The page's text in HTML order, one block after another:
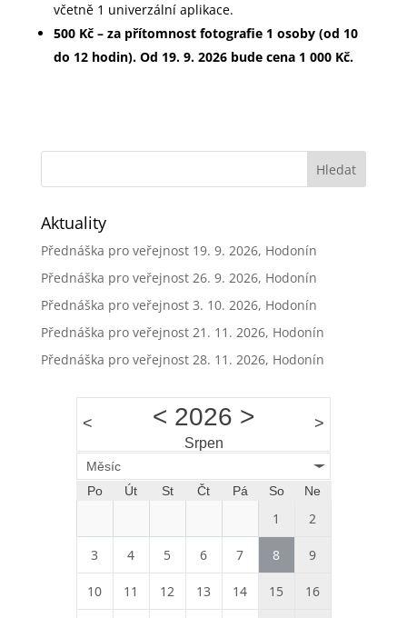
včetně 1 univerzální aplikace.
500 Kč – za přítomnost fotografie 1 osoby (od 10
do 12 hodin). Od 19. 9. 2026 bude cena 1 000 Kč.
Aktuality
Přednáška pro veřejnost 19. 9. 2026, Hodonín
Přednáška pro veřejnost 26. 9. 2026, Hodonín
Přednáška pro veřejnost 3. 10. 2026, Hodonín
Přednáška pro veřejnost 21. 11. 2026, Hodonín
Přednáška pro veřejnost 28. 11. 2026, Hodonín
< < 2026 >
Srpen
>
Měsíc
Po
Út St Čt Pá So Ne
1 2
3 4 5 6 7 8 9
10 11 12 13 14 15 16